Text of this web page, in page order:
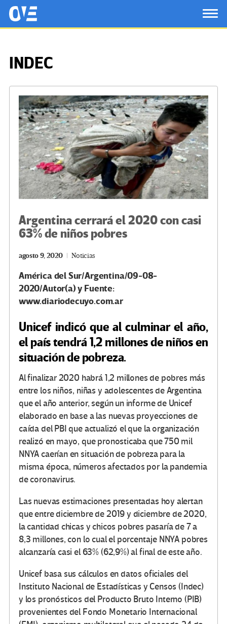
Saltar al contenido principal
OtrasVocesenEducacion.org
INDEC
Argentina cerrará el 2020 con casi
63% de niños pobres
agosto 9, 2020 Noticias
América del Sur/Argentina/09-08-
2020/Autor(a) y Fuente:
www.diariodecuyo.com.ar
Unicef indicó que al culminar el año,
el país tendrá 1,2 millones de niños en
situación de pobreza.
Al finalizar 2020 habrá 1,2 millones de pobres más
entre los niños, niñas y adolescentes de Argentina
que el año anterior, según un informe de Unicef
elaborado en base a las nuevas proyecciones de
caída del PBI que actualizó el que la organización
realizó en mayo, que pronosticaba que 750 mil
NNYA caerían en situación de pobreza para la
misma época, números afectados por la pandemia
de coronavirus.
Las nuevas estimaciones presentadas hoy alertan
que entre diciembre de 2019 y diciembre de 2020,
la cantidad chicas y chicos pobres pasaría de 7 a
8,3 millones, con lo cual el porcentaje NNYA pobres
alcanzaría casi el 63% (62,9%) al final de este año.
Unicef basa sus cálculos en datos oficiales del
Instituto Nacional de Estadísticas y Censos (Indec)
y los pronósticos del Producto Bruto Interno (PIB)
provenientes del Fondo Monetario Internacional